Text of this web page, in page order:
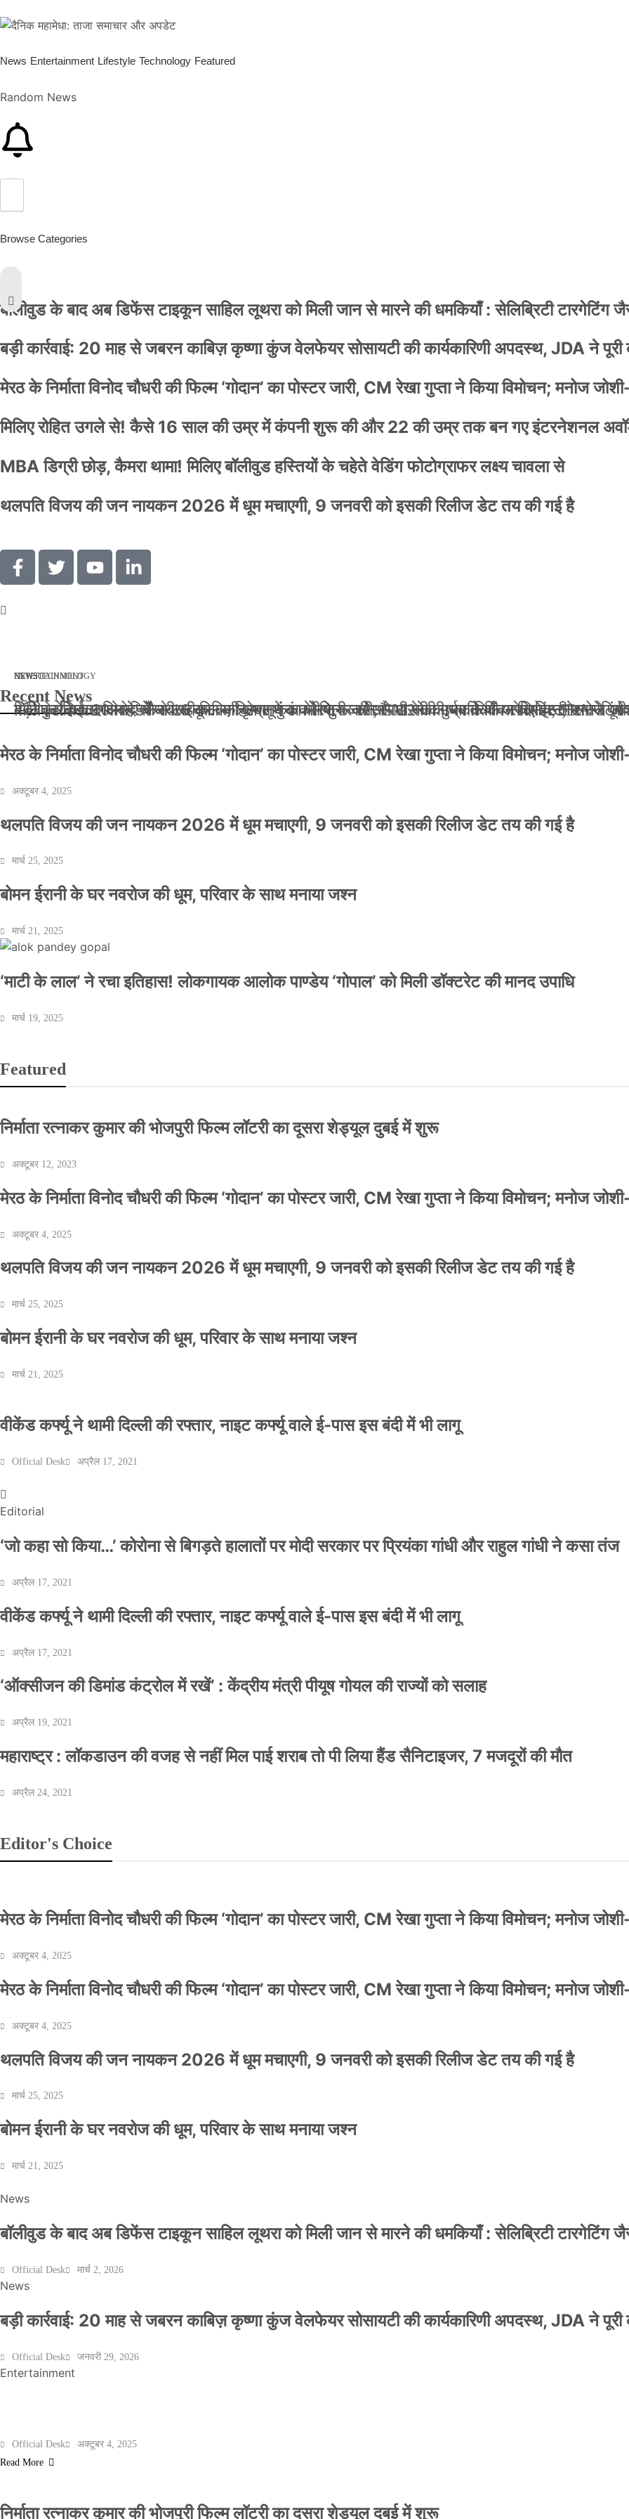
News Entertainment Lifestyle Technology Featured
Random News
Browse Categories
बॉलीवुड के बाद अब डिफेंस टाइकून साहिल लूथरा को मिली जान से मारने की धमकियाँ : सेलिब्रिटी टारगेटिंग
बड़ी कार्रवाई: 20 माह से जबरन काबिज़ कृष्णा कुंज वेलफेयर सोसायटी की कार्यकारिणी अपदस्थ, JDA ने पूरी
मेरठ के निर्माता विनोद चौधरी की फिल्म ‘गोदान’ का पोस्टर जारी, CM रेखा गुप्ता ने किया विमोचन; मनोज
मिलिए रोहित उगले से! कैसे 16 साल की उम्र में कंपनी शुरू की और 22 की उम्र तक बन गए इंटरनेशनल
MBA डिग्री छोड़, कैमरा थामा! मिलिए बॉलीवुड हस्तियों के चहेते वेडिंग फोटोग्राफर लक्ष्य चावला से
थलपति विजय की जन नायकन 2026 में धूम मचाएगी, 9 जनवरी को इसकी रिलीज डेट तय की गई है
NEWS मार्च 2, 2026
बॉलीवुड के बाद अब डिफेंस टाइकून साहिल लूथरा को मिली जान से मारने की धमकियाँ : सेलिब्रिटी
NEWS जनवरी 29, 2026
बड़ी कार्रवाई: 20 माह से जबरन काबिज़ कृष्णा कुंज वेलफेयर सोसायटी की कार्यकारिणी अपदस्थ, JDA ने
ENTERTAINMENT
मेरठ के निर्माता विनोद चौधरी की फिल्म ‘गोदान’ का पोस्टर जारी, CM रेखा गुप्ता ने किया विमोचन; मनोज
NEWSTECHNOLOGY
मिलिए रोहित उगले से! कैसे 16 साल की उम्र में कंपनी शुरू की और 22 की उम्र तक बन गए इंटरनेशनल
Recent News
मेरठ के निर्माता विनोद चौधरी की फिल्म ‘गोदान’ का पोस्टर जारी, CM रेखा गुप्ता ने किया विमोचन; मनोज
अक्टूबर 4, 2025
थलपति विजय की जन नायकन 2026 में धूम मचाएगी, 9 जनवरी को इसकी रिलीज डेट तय की गई है
मार्च 25, 2025
बोमन ईरानी के घर नवरोज की धूम, परिवार के साथ मनाया जश्न
मार्च 21, 2025
‘माटी के लाल’ ने रचा इतिहास! लोकगायक आलोक पाण्डेय ‘गोपाल’ को मिली डॉक्टरेट की मानद उपाधि
मार्च 19, 2025
Featured
निर्माता रत्नाकर कुमार की भोजपुरी फिल्म लॉटरी का दूसरा शेड्यूल दुबई में शुरू
अक्टूबर 12, 2023
मेरठ के निर्माता विनोद चौधरी की फिल्म ‘गोदान’ का पोस्टर जारी, CM रेखा गुप्ता ने किया विमोचन; मनोज
अक्टूबर 4, 2025
थलपति विजय की जन नायकन 2026 में धूम मचाएगी, 9 जनवरी को इसकी रिलीज डेट तय की गई है
मार्च 25, 2025
बोमन ईरानी के घर नवरोज की धूम, परिवार के साथ मनाया जश्न
मार्च 21, 2025
वीकेंड कर्फ्यू ने थामी दिल्ली की रफ्तार, नाइट कर्फ्यू वाले ई-पास इस बंदी में भी लागू
Official Desk अप्रैल 17, 2021
Editorial
‘जो कहा सो किया…’ कोरोना से बिगड़ते हालातों पर मोदी सरकार पर प्रियंका गांधी और राहुल गांधी ने कसा तंज
अप्रैल 17, 2021
वीकेंड कर्फ्यू ने थामी दिल्ली की रफ्तार, नाइट कर्फ्यू वाले ई-पास इस बंदी में भी लागू
अप्रैल 17, 2021
‘ऑक्सीजन की डिमांड कंट्रोल में रखें’ : केंद्रीय मंत्री पीयूष गोयल की राज्यों को सलाह
अप्रैल 19, 2021
महाराष्ट्र : लॉकडाउन की वजह से नहीं मिल पाई शराब तो पी लिया हैंड सैनिटाइजर, 7 मजदूरों की मौत
अप्रैल 24, 2021
Editor's Choice
मेरठ के निर्माता विनोद चौधरी की फिल्म ‘गोदान’ का पोस्टर जारी, CM रेखा गुप्ता ने किया विमोचन; मनोज
अक्टूबर 4, 2025
मेरठ के निर्माता विनोद चौधरी की फिल्म ‘गोदान’ का पोस्टर जारी, CM रेखा गुप्ता ने किया विमोचन; मनोज
अक्टूबर 4, 2025
थलपति विजय की जन नायकन 2026 में धूम मचाएगी, 9 जनवरी को इसकी रिलीज डेट तय की गई है
मार्च 25, 2025
बोमन ईरानी के घर नवरोज की धूम, परिवार के साथ मनाया जश्न
मार्च 21, 2025
News
बॉलीवुड के बाद अब डिफेंस टाइकून साहिल लूथरा को मिली जान से मारने की धमकियाँ : सेलिब्रिटी टारगेटिंग
Official Desk मार्च 2, 2026
News
बड़ी कार्रवाई: 20 माह से जबरन काबिज़ कृष्णा कुंज वेलफेयर सोसायटी की कार्यकारिणी अपदस्थ, JDA ने पूरी
Official Desk जनवरी 29, 2026
Entertainment
Official Desk
अक्टूबर 4, 2025
Read More
निर्माता रत्नाकर कुमार की भोजपुरी फिल्म लॉटरी का दूसरा शेड्यूल दुबई में शुरू